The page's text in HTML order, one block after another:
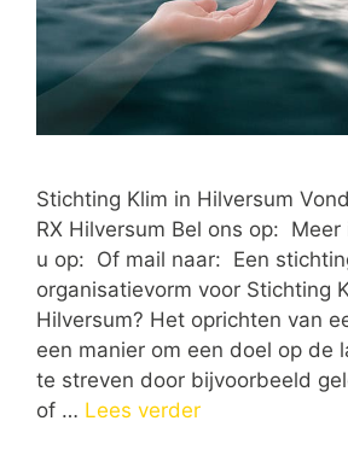
Stichting Klim in Hilversum
RX Hilversum Bel ons op:
u op: Of mail naar: Een
organisatievorm voor Stichting
Hilversum? Het oprichten van
een manier om een doel op de
te streven door bijvoorbeeld
of … Lees verder